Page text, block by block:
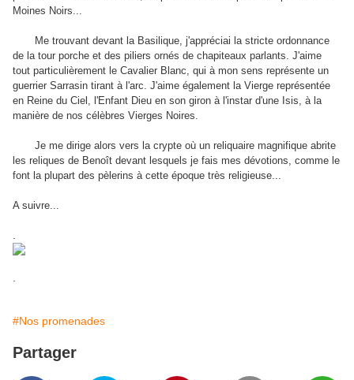
Moines Noirs...
Me trouvant devant la Basilique, j'appréciai la stricte ordonnance
de la tour porche et des piliers ornés de chapiteaux parlants. J'aime
tout particulièrement le Cavalier Blanc, qui à mon sens représente un
guerrier Sarrasin tirant à l'arc. J'aime également la Vierge représentée
en Reine du Ciel, l'Enfant Dieu en son giron à l'instar d'une Isis, à la
manière de nos célèbres Vierges Noires.
Je me dirige alors vers la crypte où un reliquaire magnifique abrite
les reliques de Benoît devant lesquels je fais mes dévotions, comme le
font la plupart des pèlerins à cette époque très religieuse...
A suivre...
#Nos promenades
Partager